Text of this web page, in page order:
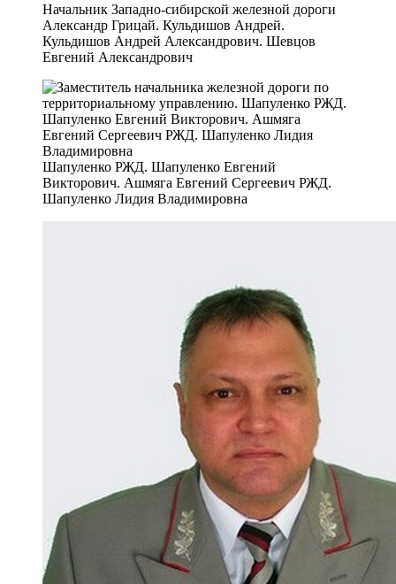
Начальник Западно-сибирской железной дороги
Александр Грицай. Кульдишов Андрей.
Кульдишов Андрей Александрович. Шевцов
Евгений Александрович
Шапуленко РЖД. Шапуленко Евгений
Викторович. Ашмяга Евгений Сергеевич РЖД.
Шапуленко Лидия Владимировна